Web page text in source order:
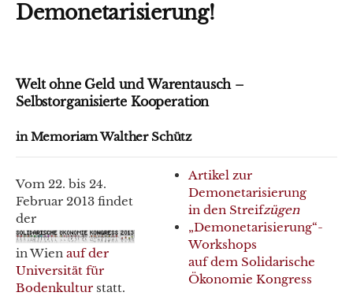
Demonetarisierung!
Welt ohne Geld und Warentausch –
Selbstorganisierte Kooperation
in Memoriam Walther Schütz
Vom 22. bis 24.
Februar 2013 findet
der
in Wien auf der
Universität für
Bodenkultur statt.
Artikel zur
Demonetarisierung
in den Streifzügen
„Demonetarisierung“-
Workshops
auf dem Solidarische
Ökonomie Kongress